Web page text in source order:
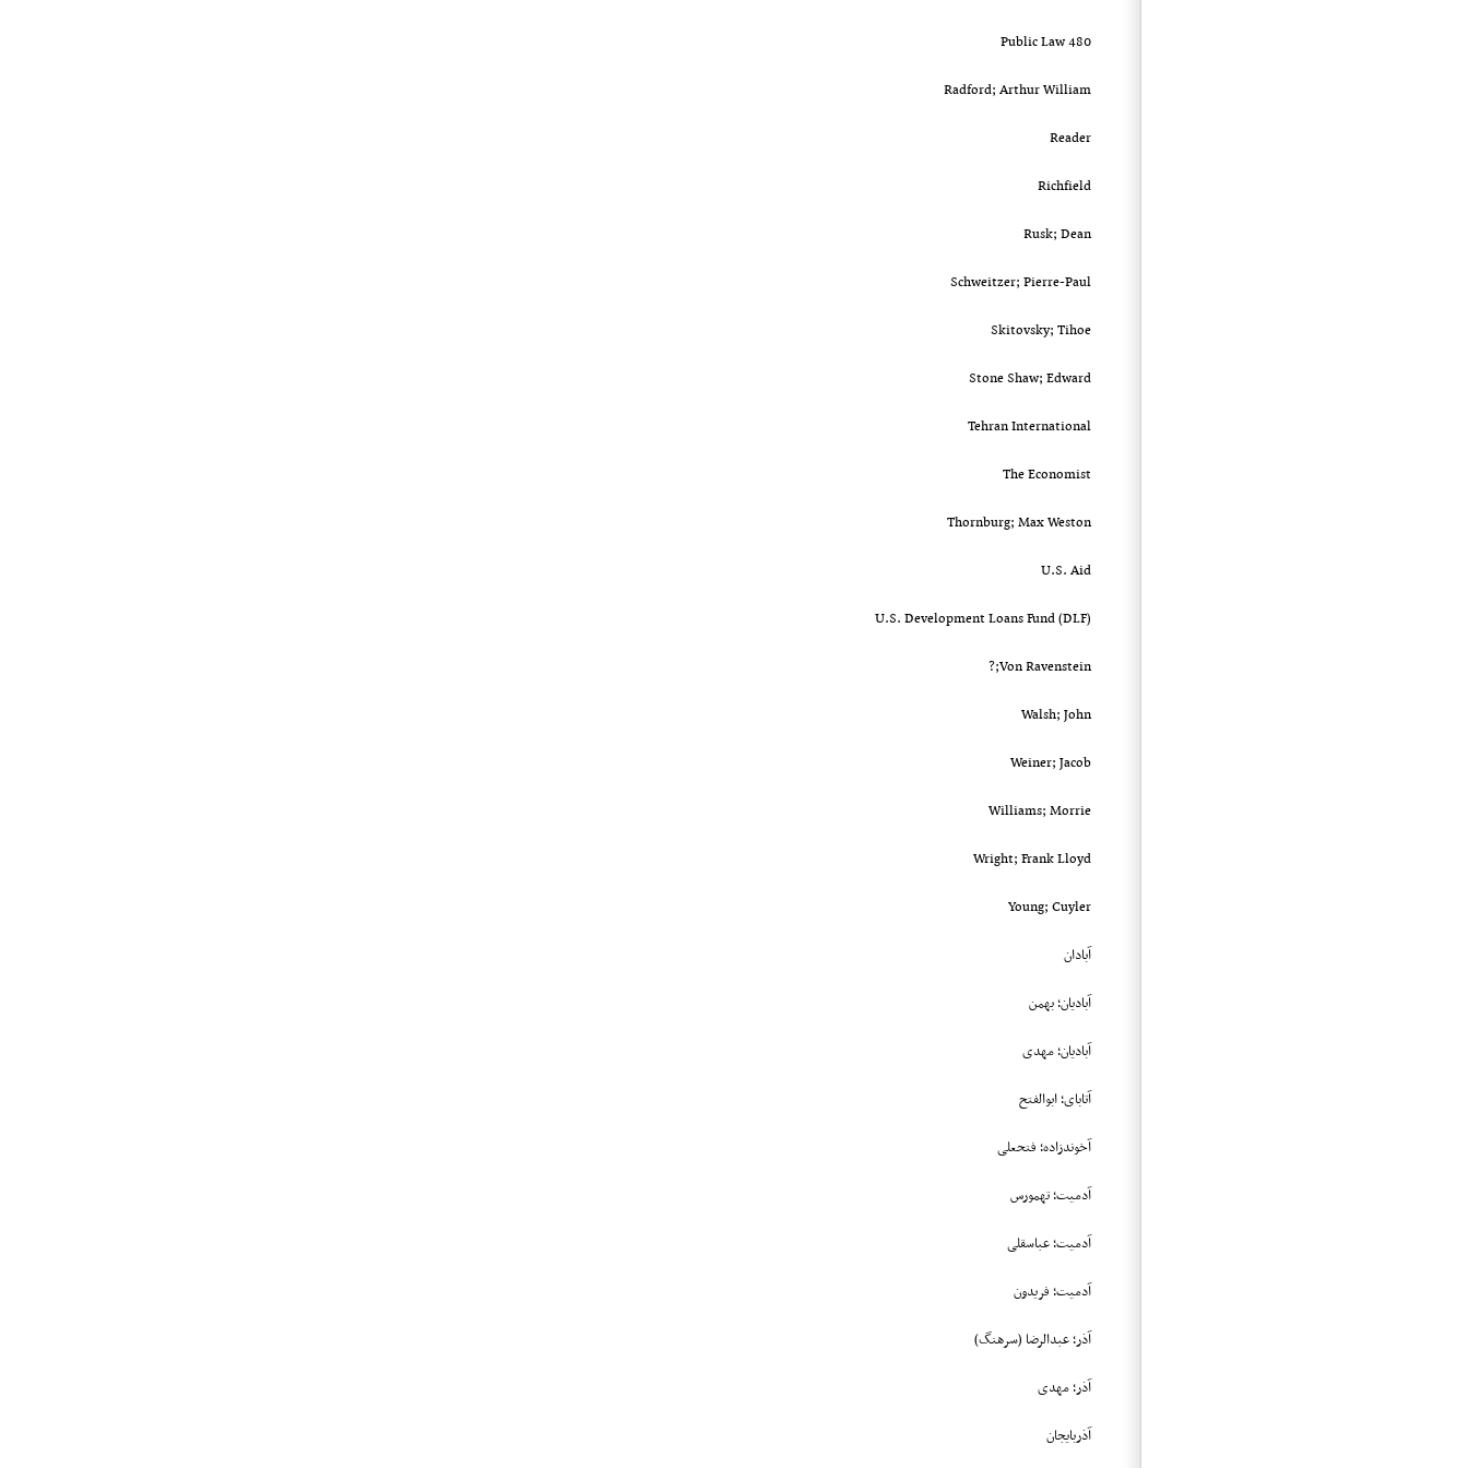
Public Law 480
Radford; Arthur William
Reader
Richfield
Rusk; Dean
Schweitzer; Pierre-Paul
Skitovsky; Tihoe
Stone Shaw; Edward
Tehran International
The Economist
Thornburg; Max Weston
U.S. Aid
U.S. Development Loans Fund (DLF)
Von Ravenstein;?
Walsh; John
Weiner; Jacob
Williams; Morrie
Wright; Frank Lloyd
Young; Cuyler
آبادان
آبادیان؛ بهمن
آبادیان؛ مهدی
آتابای؛ ابوالفتح
آخوندزاده؛ فتحعلی
آدمیت؛ تهمورس
آدمیت؛ عباسقلی
آدمیت؛ فریدون
آذر؛ عبدالرضا (سرهنگ)
آذر؛ مهدی
آذربایجان